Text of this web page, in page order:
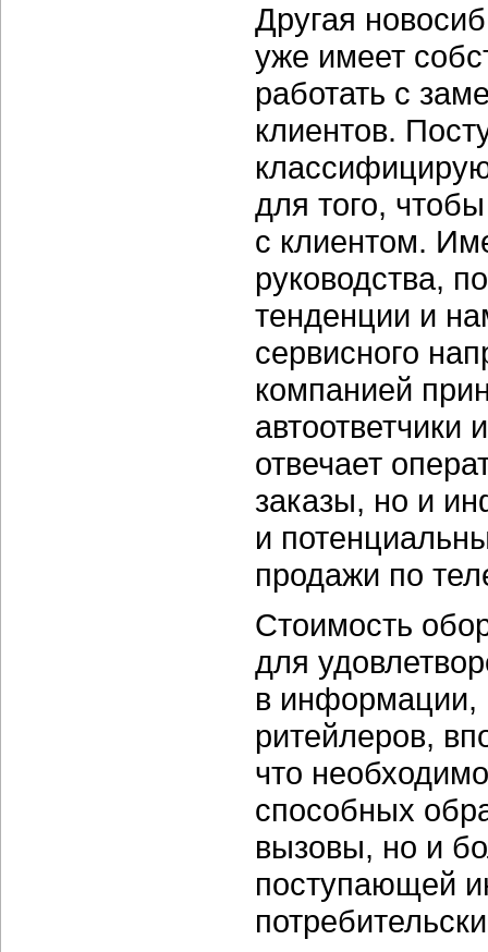
Другая
уже имеет
работать с
клиентов.
для того,
с клиентом.
руководства,
тенденции и
сервисного
компанией
отвечает
заказы, но и
и
продажи по
Стоимость
для
в информации,
ритейлеров,
что
способных
вызовы, но и
поступающей